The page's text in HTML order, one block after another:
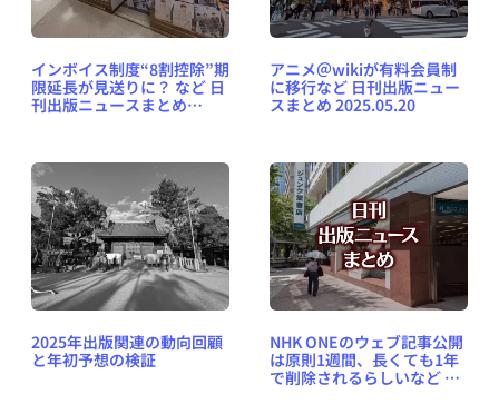
インボイス制度“8割控除”期
限延長が見送りに？ など 日
刊出版ニュースまとめ
アニメ＠wikiが有料会員制
に移行など 日刊出版ニュー
スまとめ 2025.05.20
2025年出版関連の動向回顧
と年初予想の検証
NHK ONEのウェブ記事公開
は原則1週間、長くても1年
で削除されるらしいなど 日